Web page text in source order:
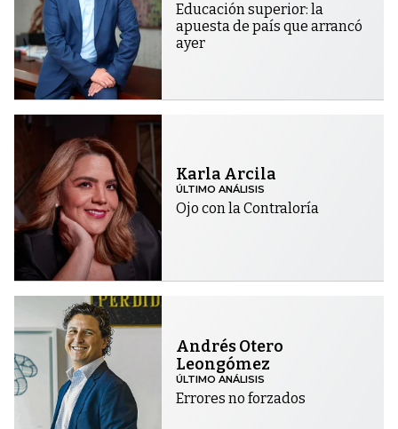
Educación superior: la
apuesta de país que arrancó
ayer
Karla Arcila
ÚLTIMO ANÁLISIS
Ojo con la Contraloría
Andrés Otero
Leongómez
ÚLTIMO ANÁLISIS
Errores no forzados